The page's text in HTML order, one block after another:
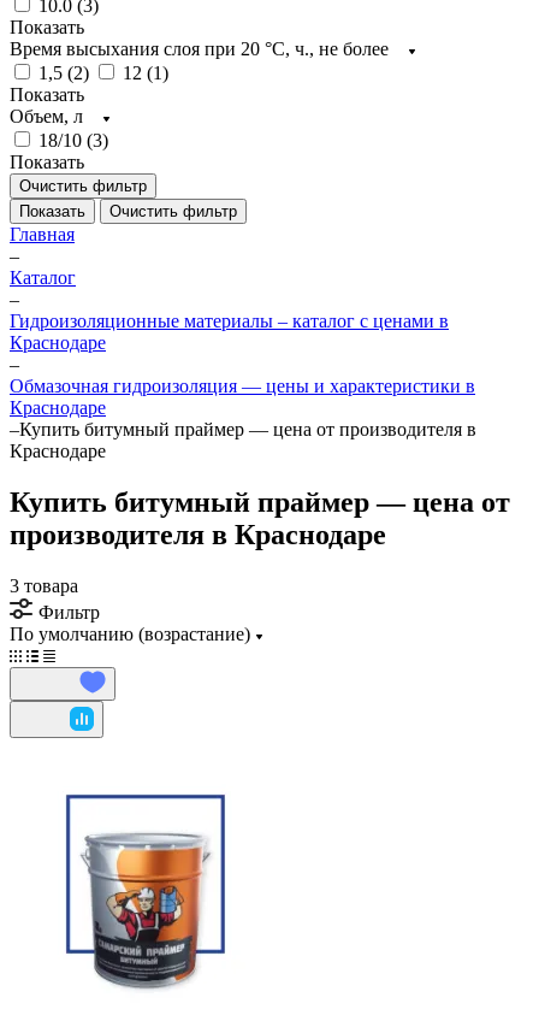
10.0 (3)
Показать
Время высыхания слоя при 20 °С, ч., не более
1,5 (2) 12 (1)
Показать
Объем, л
18/10 (3)
Показать
Очистить фильтр
Показать
Очистить фильтр
Главная
–
Каталог
–
Гидроизоляционные материалы – каталог с ценами в
Краснодаре
–
Обмазочная гидроизоляция — цены и характеристики в
Краснодаре
–Купить битумный праймер — цена от производителя в
Краснодаре
Купить битумный праймер — цена от
производителя в Краснодаре
3 товара
Фильтр
По умолчанию (возрастание)